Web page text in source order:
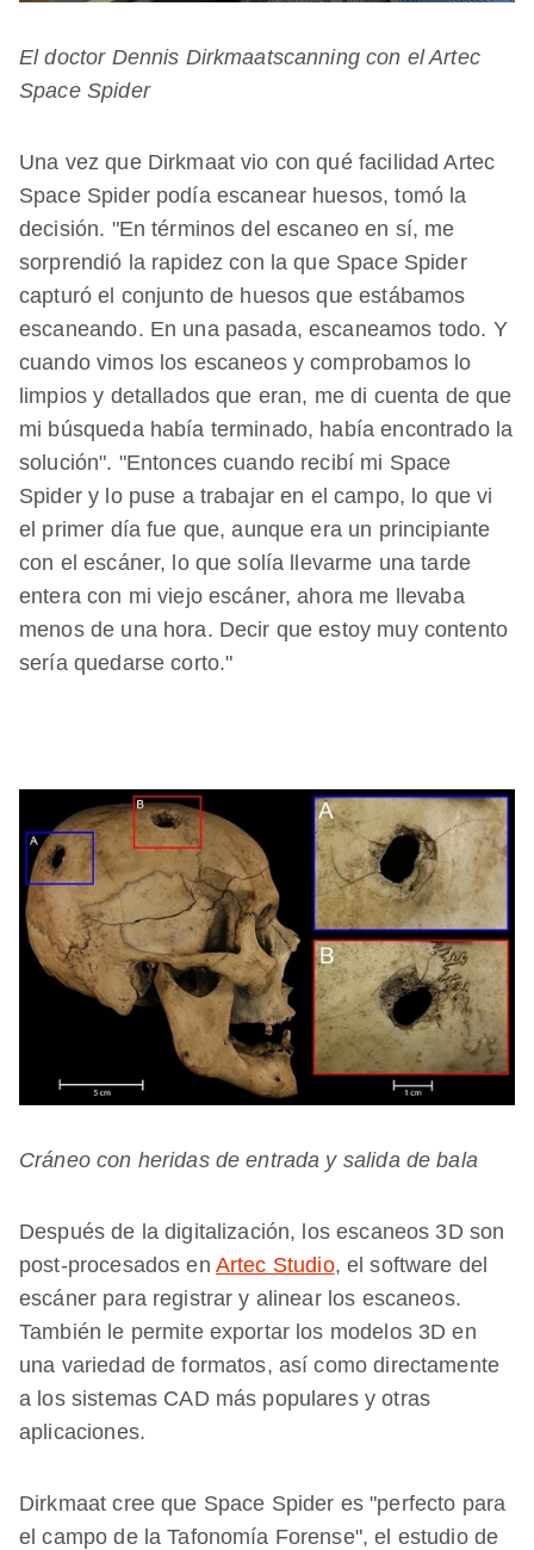
El doctor Dennis Dirkmaatscanning con el Artec
Space Spider
Una vez que Dirkmaat vio con qué facilidad Artec
Space Spider podía escanear huesos, tomó la
decisión. "En términos del escaneo en sí, me
sorprendió la rapidez con la que Space Spider
capturó el conjunto de huesos que estábamos
escaneando. En una pasada, escaneamos todo. Y
cuando vimos los escaneos y comprobamos lo
limpios y detallados que eran, me di cuenta de que
mi búsqueda había terminado, había encontrado la
solución". "Entonces cuando recibí mi Space
Spider y lo puse a trabajar en el campo, lo que vi
el primer día fue que, aunque era un principiante
con el escáner, lo que solía llevarme una tarde
entera con mi viejo escáner, ahora me llevaba
menos de una hora. Decir que estoy muy contento
sería quedarse corto."
Cráneo con heridas de entrada y salida de bala
Después de la digitalización, los escaneos 3D son
post-procesados en Artec Studio, el software del
escáner para registrar y alinear los escaneos.
También le permite exportar los modelos 3D en
una variedad de formatos, así como directamente
a los sistemas CAD más populares y otras
aplicaciones.
Dirkmaat cree que Space Spider es "perfecto para
el campo de la Tafonomía Forense", el estudio de